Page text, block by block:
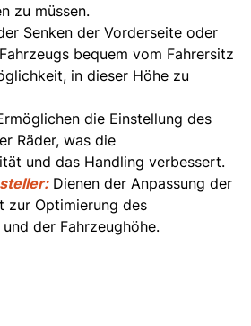
zu müssen.
Senken der Vorderseite oder
bequem vom Fahrersitz
in dieser Höhe zu
die Einstellung des
Räder, was die
und das Handling verbessert.
Dienen der Anpassung der
zur Optimierung des
der Fahrzeughöhe.